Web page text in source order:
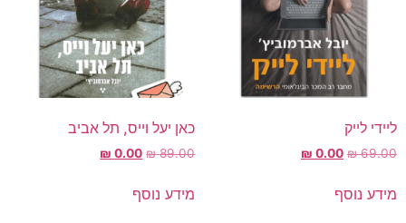
ליידי לייק
69.00
₪
0.00
₪
מידע נוסף
כאן יעל וייס, תל אביב
89.00
₪
0.00
₪
מידע נוסף